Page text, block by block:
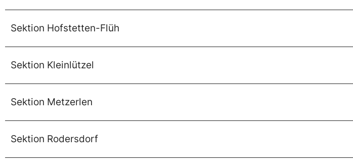
Sektion Hofstetten-Flüh
Sektion Kleinlützel
Sektion Metzerlen
Sektion Rodersdorf